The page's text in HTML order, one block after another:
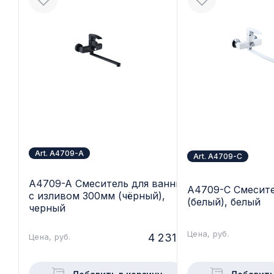
Art. A4709-A
A4709-A Смеситель для ванны
с изливом 300мм (чёрный),
черный
Цена, руб. 4 231.-
Art. A4709-C
A4709-C
(белый), белый
Цена, руб.